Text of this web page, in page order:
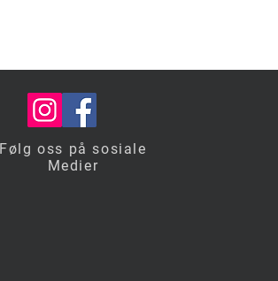
Følg oss på sosiale
Medier